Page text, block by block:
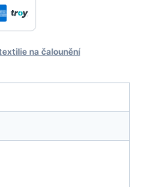
na čalounění